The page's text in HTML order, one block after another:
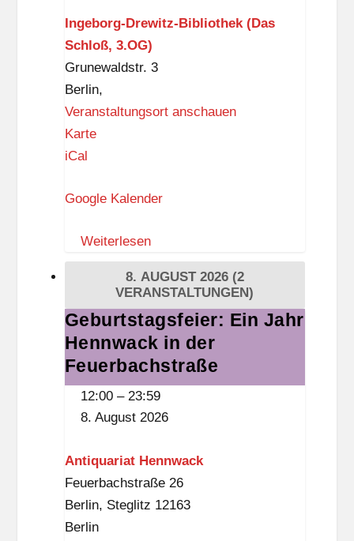
Ingeborg-Drewitz-Bibliothek (Das
Schloß, 3.OG)
Grunewaldstr. 3
Berlin,
Veranstaltungsort anschauen
KarteI
e
o
r
-
r
e
w
i
z
-
B
i
iCal
Google Kalender
Weiterlesen
8. AUGUST 2026 (2
VERANSTALTUNGEN)
Geburtstagsfeier:
Ein
Jahr
Hennwack
Geburtstagsfeier: Ein Jahr
Hennwack in der
Feuerbachstraße
12:00 – 23:59
8. August 2026
Antiquariat Hennwack
Feuerbachstraße 26
Berlin, Steglitz 12163
Berlin